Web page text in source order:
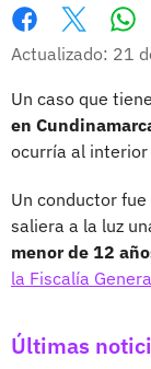
Facebook
X
Actualizado: 21
Un caso que tiene
en
ocurría al interior
Un conductor
saliera a la luz
menor de 12
la Fiscalía
Últimas